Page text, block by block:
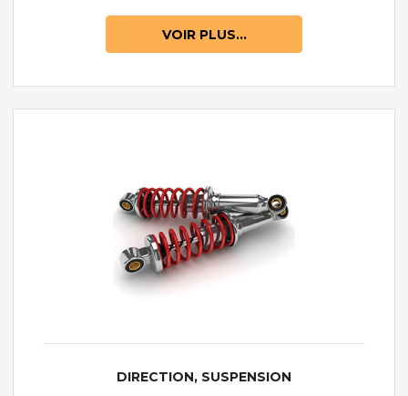
VOIR PLUS...
DIRECTION, SUSPENSION